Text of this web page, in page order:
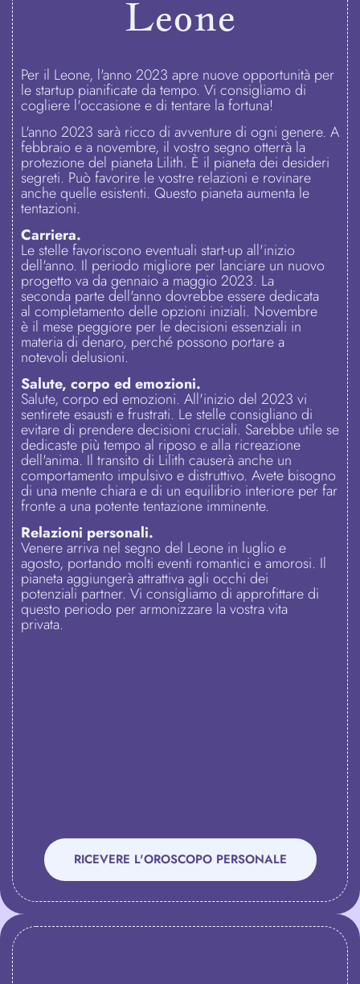
Leone
Per il Leone, l'anno 2023 apre nuove opportunità per
le startup pianificate da tempo. Vi consigliamo di
cogliere l'occasione e di tentare la fortuna!
L'anno 2023 sarà ricco di avventure di ogni genere. A
febbraio e a novembre, il vostro segno otterrà la
protezione del pianeta Lilith. È il pianeta dei desideri
segreti. Può favorire le vostre relazioni e rovinare
anche quelle esistenti. Questo pianeta aumenta le
tentazioni.
Carriera.
Le stelle favoriscono eventuali start-up all'inizio
dell'anno. Il periodo migliore per lanciare un nuovo
progetto va da gennaio a maggio 2023. La
seconda parte dell'anno dovrebbe essere dedicata
al completamento delle opzioni iniziali. Novembre
è il mese peggiore per le decisioni essenziali in
materia di denaro, perché possono portare a
notevoli delusioni.
Salute, corpo ed emozioni.
Salute, corpo ed emozioni. All'inizio del 2023 vi
sentirete esausti e frustrati. Le stelle consigliano di
evitare di prendere decisioni cruciali. Sarebbe utile se
dedicaste più tempo al riposo e alla ricreazione
dell'anima. Il transito di Lilith causerà anche un
comportamento impulsivo e distruttivo. Avete bisogno
di una mente chiara e di un equilibrio interiore per far
fronte a una potente tentazione imminente.
Relazioni personali.
Venere arriva nel segno del Leone in luglio e
agosto, portando molti eventi romantici e amorosi. Il
pianeta aggiungerà attrattiva agli occhi dei
potenziali partner. Vi consigliamo di approfittare di
questo periodo per armonizzare la vostra vita
privata.
RICEVERE L'OROSCOPO PERSONALE